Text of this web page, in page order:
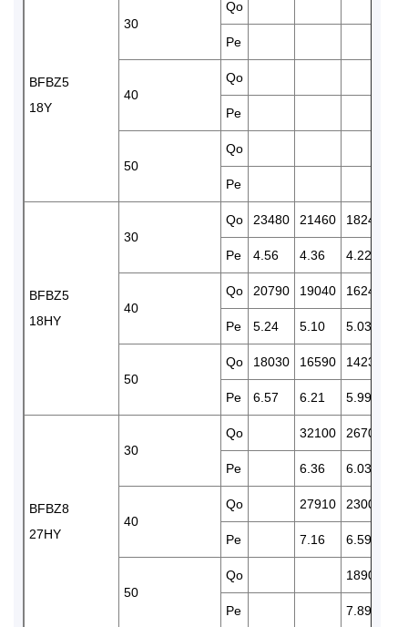
BFBZ5
18Y
30
Qo
Pe
40
Qo
Pe
50
Qo
Pe
BFBZ5
18HY
30
Qo 23480 21460 18240
Pe 4.56 4.36 4.22
40
Qo 20790 19040 16240
Pe 5.24 5.10 5.03
50
Qo 18030 16590 14230
Pe 6.57 6.21 5.99
BFBZ8
27HY
30
Qo 32100 26700
Pe 6.36 6.03
40
Qo 27910 23000
Pe 7.16 6.59
50
Qo 18900
Pe 7.89